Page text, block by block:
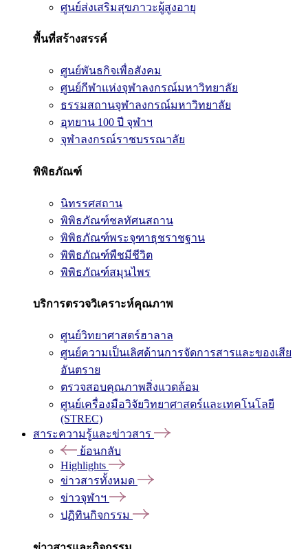
ศูนย์ส่งเสริมสุขภาวะผู้สูงอายุ
พื้นที่สร้างสรรค์
ศูนย์พันธกิจเพื่อสังคม
ศูนย์กีฬาแห่งจุฬาลงกรณ์มหาวิทยาลัย
ธรรมสถานจุฬาลงกรณ์มหาวิทยาลัย
อุทยาน 100 ปี จุฬาฯ
จุฬาลงกรณ์ราชบรรณาลัย
พิพิธภัณฑ์
นิทรรศสถาน
พิพิธภัณฑ์ชลทัศนสถาน
พิพิธภัณฑ์พระจุฑาธุชราชฐาน
พิพิธภัณฑ์พืชมีชีวิต
พิพิธภัณฑ์สมุนไพร
บริการตรวจวิเคราะห์คุณภาพ
ศูนย์วิทยาศาสตร์ฮาลาล
ศูนย์ความเป็นเลิศด้านการจัดการสารและของเสีย
อันตราย
ตรวจสอบคุณภาพสิ่งแวดล้อม
ศูนย์เครื่องมือวิจัยวิทยาศาสตร์และเทคโนโลยี
(STREC)
สาระความรู้และข่าวสาร
ย้อนกลับ
Highlights
ข่าวสารทั้งหมด
ข่าวจุฬาฯ
ปฏิทินกิจกรรม